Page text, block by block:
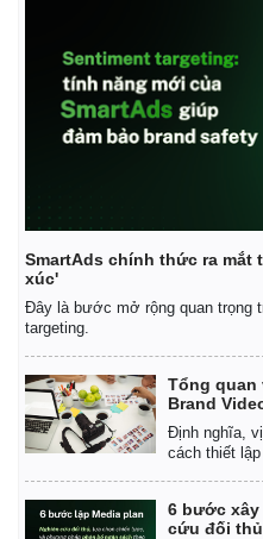
SmartAds chính thức ra mắt
xúc'
Đây là bước mở rộng quan trọng
targeting.
Tổng quan
Brand
Định nghĩa,
cách thiết
6 bước
cứu đối